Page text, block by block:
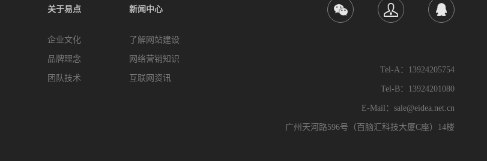
关于易点
企业文化
品牌理念
团队技术
新闻中心
了解网站建设
网络营销知识
互联网资讯
Tel-A：13924205754
Tel-B：13924201080
E-Mail：sale@eidea.net.cn
广州天河路596号（百脑汇科技大厦C座）14楼